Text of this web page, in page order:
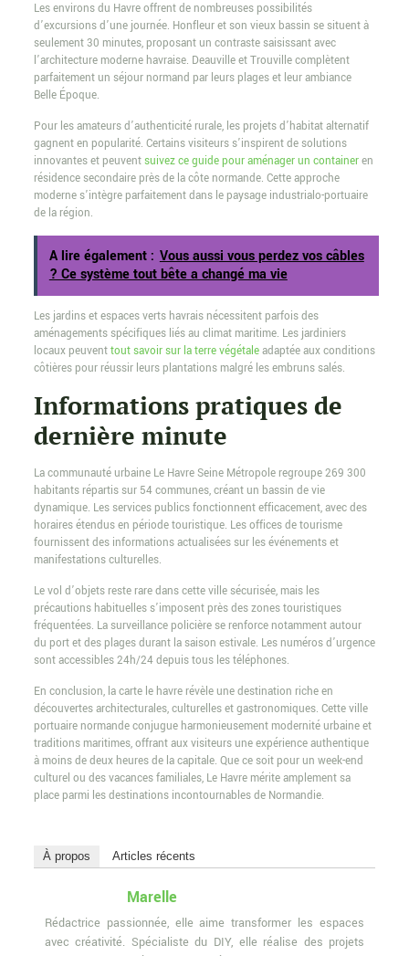
Les environs du Havre offrent de nombreuses possibilités
d’excursions d’une journée. Honfleur et son vieux bassin se situent à
seulement 30 minutes, proposant un contraste saisissant avec
l’architecture moderne havraise. Deauville et Trouville complètent
parfaitement un séjour normand par leurs plages et leur ambiance
Belle Époque.
Pour les amateurs d’authenticité rurale, les projets d’habitat alternatif
gagnent en popularité. Certains visiteurs s’inspirent de solutions
innovantes et peuventsuivez ce guide pour aménager un containeren
résidence secondaire près de la côte normande. Cette approche
moderne s’intègre parfaitement dans le paysage industrialo-portuaire
de la région.
A lire également : Vous aussi vous perdez vos câbles
? Ce système tout bête a changé ma vie
Les jardins et espaces verts havrais nécessitent parfois des
aménagements spécifiques liés au climat maritime. Les jardiniers
locaux peuventtout savoir sur la terre végétaleadaptée aux conditions
côtières pour réussir leurs plantations malgré les embruns salés.
Informations pratiques de
dernière minute
La communauté urbaine Le Havre Seine Métropole regroupe 269 300
habitants répartis sur 54 communes, créant un bassin de vie
dynamique. Les services publics fonctionnent efficacement, avec des
horaires étendus en période touristique. Les offices de tourisme
fournissent des informations actualisées sur les événements et
manifestations culturelles.
Le vol d’objets reste rare dans cette ville sécurisée, mais les
précautions habituelles s’imposent près des zones touristiques
fréquentées. La surveillance policière se renforce notamment autour
du port et des plages durant la saison estivale. Les numéros d’urgence
sont accessibles 24h/24 depuis tous les téléphones.
En conclusion, la carte le havre révèle une destination riche en
découvertes architecturales, culturelles et gastronomiques. Cette ville
portuaire normande conjugue harmonieusement modernité urbaine et
traditions maritimes, offrant aux visiteurs une expérience authentique
à moins de deux heures de la capitale. Que ce soit pour un week-end
culturel ou des vacances familiales, Le Havre mérite amplement sa
place parmi les destinations incontournables de Normandie.
À propos Articles récents
Marelle
Rédactrice passionnée, elle aime transformer les espaces
avec créativité. Spécialiste du DIY, elle réalise des projets